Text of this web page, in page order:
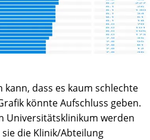
kann, dass es kaum schlechte
könnte Aufschluss geben.
Universitätsklinikum werden
die Klinik/Abteilung